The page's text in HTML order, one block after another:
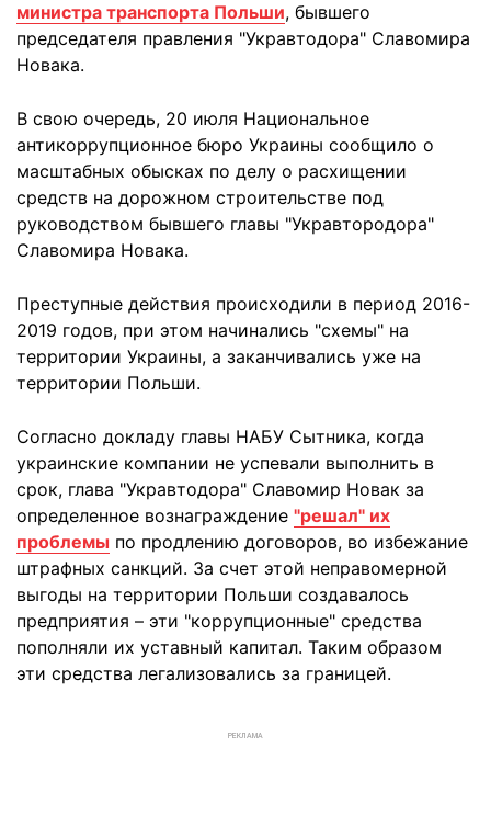
министра транспорта Польши, бывшего
председателя правления "Укравтодора" Славомира
Новака.
В свою очередь, 20 июля Национальное
антикоррупционное бюро Украины сообщило о
масштабных обысках по делу о расхищении
средств на дорожном строительстве под
руководством бывшего главы "Укравтородора"
Славомира Новака.
Преступные действия происходили в период 2016-
2019 годов, при этом начинались "схемы" на
территории Украины, а заканчивались уже на
территории Польши.
Согласно докладу главы НАБУ Сытника, когда
украинские компании не успевали выполнить в
срок, глава "Укравтодора" Славомир Новак за
определенное вознаграждение "решал" их
проблемы по продлению договоров, во избежание
штрафных санкций. За счет этой неправомерной
выгоды на территории Польши создавалось
предприятия – эти "коррупционные" средства
пополняли их уставный капитал. Таким образом
эти средства легализовались за границей.
РЕКЛАМА